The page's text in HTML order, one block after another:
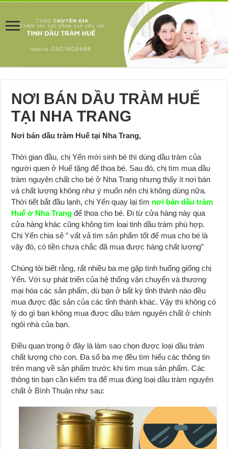
NƠI BÁN DẦU TRÀM HUẾ
TẠI NHA TRANG
Nơi bán dầu tràm Huế tại Nha Trang,
Thời gian đầu, chị Yến mới sinh bé thì dùng dầu tràm của
người quen ở Huế tặng để thoa bé. Sau đó, chị tìm mua dầu
tràm nguyên chất cho bé ở Nha Trang nhưng thấy ít nơi bán
và chất lượng không như ý muốn nên chị không dùng nữa.
Thời tiết bắt đầu lạnh, chị Yến quay lại tìm nơi bán dầu tràm
Huế ở Nha Trang để thoa cho bé. Đi từ cửa hàng này qua
cửa hàng khác cũng không tìm loại tinh dầu tràm phù hợp.
Chị Yến chia sẻ ” vất vả tìm sản phẩm tốt để mua cho bé là
vậy đó, có tiền chưa chắc đã mua được hàng chất lượng”
Chúng tôi biết rằng, rất nhiều ba mẹ gặp tình huống giống chị
Yến. Với sự phát triển của hệ thống vận chuyển và thương
mại hóa các sản phẩm, dù bạn ở bất kỳ tỉnh thành nào đều
mua được đặc sản của các tỉnh thành khác. Vậy thì không có
lý do gì bạn không mua được dầu tràm nguyên chất ở chính
ngôi nhà của bạn.
Điều quan trọng ở đây là làm sao chọn được loại dầu tràm
chất lượng cho con. Đa số ba mẹ đều tìm hiểu các thông tin
trên mạng về sản phẩm trước khi tìm mua sản phẩm. Các
thông tin bạn cần kiểm tra để mua đúng loại dầu tràm nguyên
chất ở Bình Thuận như sau: